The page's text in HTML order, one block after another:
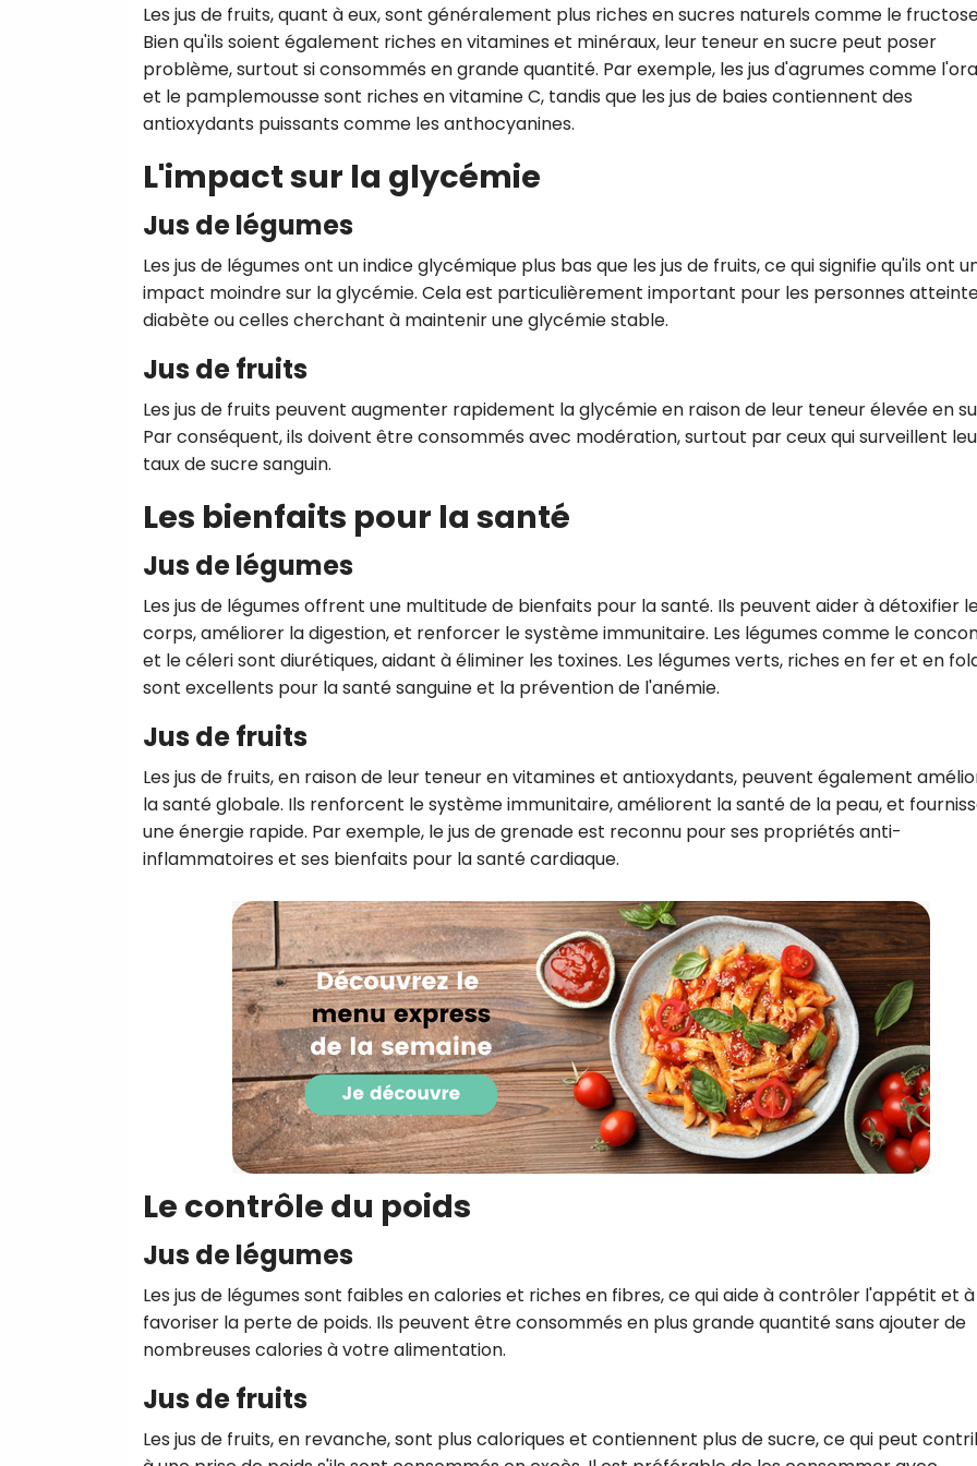
Les jus de fruits, quant à eux, sont généralement plus riches en sucres naturels comme le
Bien qu'ils soient également riches en vitamines et minéraux, leur teneur en sucre peut poser
problème, surtout si consommés en grande quantité. Par exemple, les jus d'agrumes comme
et le pamplemousse sont riches en vitamine C, tandis que les jus de baies contiennent des
antioxydants puissants comme les anthocyanines.
L'impact sur la glycémie
Jus de légumes
Les jus de légumes ont un indice glycémique plus bas que les jus de fruits, ce qui signifie qu'ils ont
impact moindre sur la glycémie. Cela est particulièrement important pour les personnes
diabète ou celles cherchant à maintenir une glycémie stable.
Jus de fruits
Les jus de fruits peuvent augmenter rapidement la glycémie en raison de leur teneur élevée en
Par conséquent, ils doivent être consommés avec modération, surtout par ceux qui surveillent
taux de sucre sanguin.
Les bienfaits pour la santé
Jus de légumes
Les jus de légumes offrent une multitude de bienfaits pour la santé. Ils peuvent aider à détoxifier
corps, améliorer la digestion, et renforcer le système immunitaire. Les légumes comme le
et le céleri sont diurétiques, aidant à éliminer les toxines. Les légumes verts, riches en fer et en
sont excellents pour la santé sanguine et la prévention de l'anémie.
Jus de fruits
Les jus de fruits, en raison de leur teneur en vitamines et antioxydants, peuvent également
la santé globale. Ils renforcent le système immunitaire, améliorent la santé de la peau, et
une énergie rapide. Par exemple, le jus de grenade est reconnu pour ses propriétés anti-
inflammatoires et ses bienfaits pour la santé cardiaque.
Le contrôle du poids
Jus de légumes
Les jus de légumes sont faibles en calories et riches en fibres, ce qui aide à contrôler l'appétit et à
favoriser la perte de poids. Ils peuvent être consommés en plus grande quantité sans ajouter de
nombreuses calories à votre alimentation.
Jus de fruits
Les jus de fruits, en revanche, sont plus caloriques et contiennent plus de sucre, ce qui peut